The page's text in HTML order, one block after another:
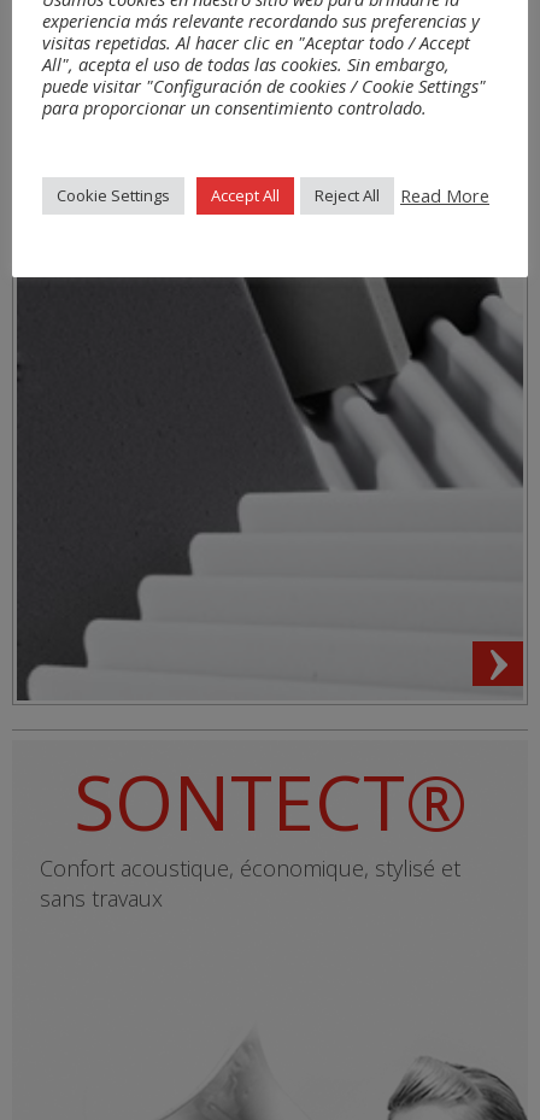
SONTECT®
Confort acoustique, économique, stylisé et
sans travaux
experiencia más relevante recordando sus preferencias y
visitas repetidas. Al hacer clic en "Aceptar todo / Accept
All", acepta el uso de todas las cookies. Sin embargo,
puede visitar "Configuración de cookies / Cookie Settings"
para proporcionar un consentimiento controlado.
Cookie Settings Accept All Reject All Read More